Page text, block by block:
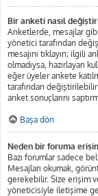
Bir anketi nasıl
Anketlerde, mesajlar
yönetici tarafından
mesajını tıklayın; ilgili
olmadıysa, hazırlayan
eğer üyeler ankete
tarafından
anket sonuçlarını
Başa dön
Neden bir foruma
Bazı forumlar sadece
Mesajları okumak,
gerekebilir. Size erişim
yöneticisiyle iletişime